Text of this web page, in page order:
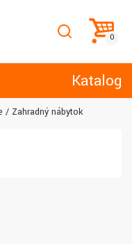
Katalog
Zahradný nábytok